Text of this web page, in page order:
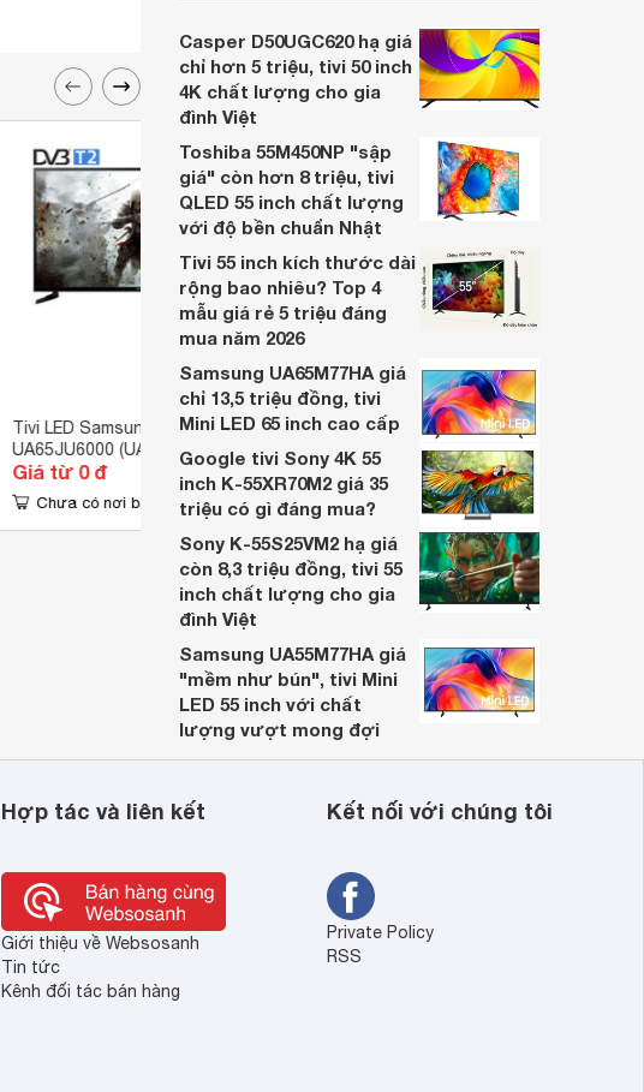
Tivi LED Samsung 65 inch 4K
UA65JU6000 (UA-65JU6000)
Giá từ 0 đ
Chưa có nơi bán
Tivi LED Samsung 65 inch 4K
UA65JU7000 (UA-65JU7000)
Giá từ 0 đ
Chưa có nơi bán
nhiều cửa hàng điện máy giảm giá sâu.
Casper D50UGC620 hạ giá
chỉ hơn 5 triệu, tivi 50 inch
4K chất lượng cho gia
đình Việt
Toshiba 55M450NP "sập
giá" còn hơn 8 triệu, tivi
QLED 55 inch chất lượng
với độ bền chuẩn Nhật
Tivi 55 inch kích thước dài
rộng bao nhiêu? Top 4
mẫu giá rẻ 5 triệu đáng
mua năm 2026
Samsung UA65M77HA giá
chỉ 13,5 triệu đồng, tivi
Mini LED 65 inch cao cấp
Google tivi Sony 4K 55
inch K-55XR70M2 giá 35
triệu có gì đáng mua?
Sony K-55S25VM2 hạ giá
còn 8,3 triệu đồng, tivi 55
inch chất lượng cho gia
đình Việt
Samsung UA55M77HA giá
"mềm như bún", tivi Mini
LED 55 inch với chất
lượng vượt mong đợi
Hợp tác và liên kết
Giới thiệu về Websosanh
Tin tức
Kênh đối tác bán hàng
Kết nối với chúng tôi
Private Policy
RSS